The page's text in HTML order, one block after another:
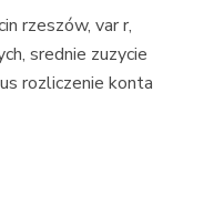
rzeszów, var r,
srednie zuzycie
rozliczenie konta